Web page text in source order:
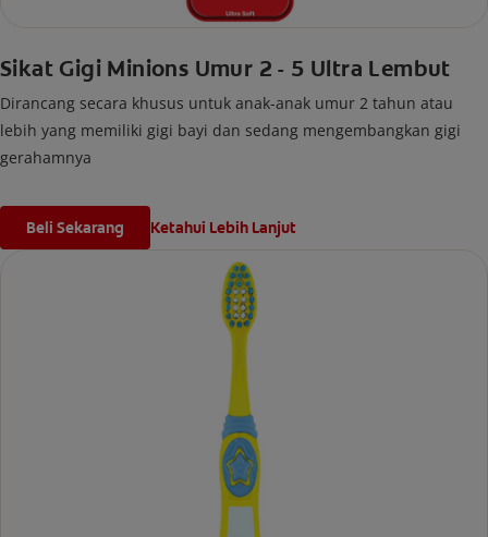
Sikat Gigi Minions Umur 2 - 5 Ultra Lembut
Dirancang secara khusus untuk anak-anak umur 2 tahun atau
lebih yang memiliki gigi bayi dan sedang mengembangkan gigi
gerahamnya
Beli Sekarang Ketahui Lebih Lanjut